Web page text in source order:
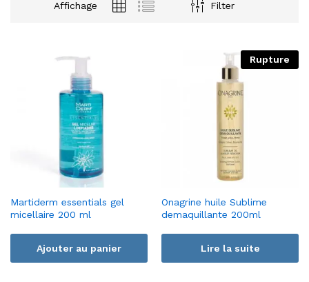
Affichage Filter
Martiderm essentials gel
micellaire 200 ml
Ajouter au panier
Rupture
Onagrine huile Sublime
demaquillante 200ml
Lire la suite